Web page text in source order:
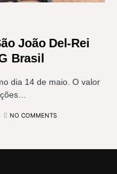
João Del-Rei
Brasil
dia 14 de maio. O valor
NO COMMENTS